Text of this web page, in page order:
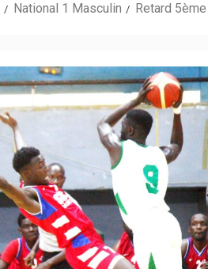
National 1 Masculin Retard